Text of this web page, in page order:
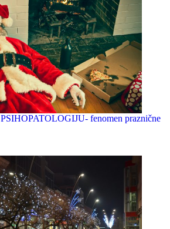
fenomen praznične